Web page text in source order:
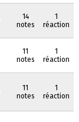
14
notes
1
réaction
11
notes
1
réaction
11
notes
1
réaction